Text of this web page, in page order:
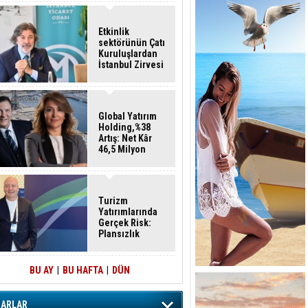
Etkinlik
sektörünün Çatı
Kuruluşlardan
İstanbul Zirvesi
Global Yatırım
Holding,%38
Artış: Net Kâr
46,5 Milyon
Turizm
Yatırımlarında
Gerçek Risk:
Plansızlık
BU AY BU HAFTA DÜN